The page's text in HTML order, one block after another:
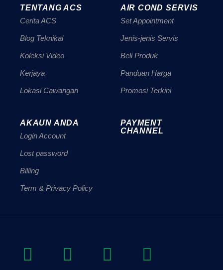
TENTANG ACS
Cerita ACS
Blog Teknikal
Koleksi Video
Kerjaya
Lokasi Cawangan
AIR COND SERVIS
Set Appointment
Jenis-jenis Servis
Beli Produk
Panduan Harga
Promosi Terkini
AKAUN ANDA
Login Account
Lost password
Billing
Term & Privacy Policy
PAYMENT
CHANNEL